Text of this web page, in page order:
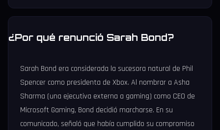
¿Por qué renunció Sarah Bond?
Sarah Bond era considerada la sucesora natural de Phil
Spencer como presidenta de Xbox. Al nombrar a Asha
Sharma (una ejecutiva externa a gaming) como CEO de
Microsoft Gaming, Bond decidió marcharse. En su
comunicado, señaló que había cumplido su compromiso